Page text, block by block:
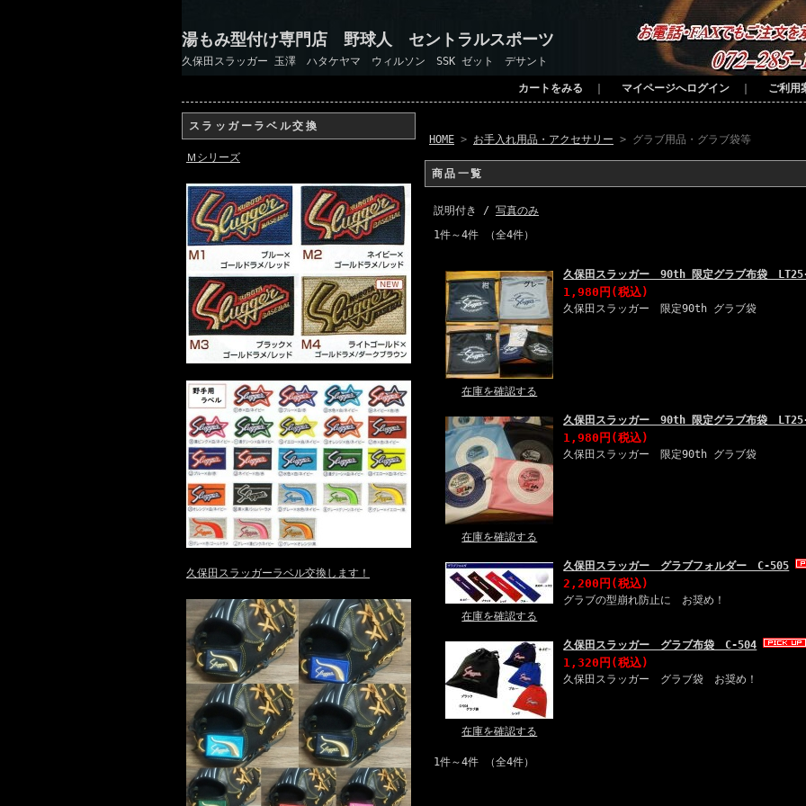
湯もみ型付け専門店 野球人 セントラルスポーツ
久保田スラッガー 玉澤 ハタケヤマ ウィルソン SSK ゼット デサント
カートをみる マイページへログイン ご利用
スラッガーラベル交換
Ｍシリーズ
久保田スラッガーラベル交換します！
HOME > お手入れ用品・アクセサリー > グラブ用品・グラブ袋等
商品一覧
説明付き / 写真のみ
1件～4件 （全4件）
在庫を確認する
久保田スラッガー 90th 限定グラブ布袋
1,980円(税込)
久保田スラッガー 限定90th グラブ袋
在庫を確認する
久保田スラッガー 90th 限定グラブ布袋
1,980円(税込)
久保田スラッガー 限定90th グラブ袋
在庫を確認する
久保田スラッガー グラブフォルダー C-505
2,200円(税込)
グラブの型崩れ防止に お奨め！
在庫を確認する
久保田スラッガー グラブ布袋 C-504
1,320円(税込)
久保田スラッガー グラブ袋 お奨め！
1件～4件 （全4件）